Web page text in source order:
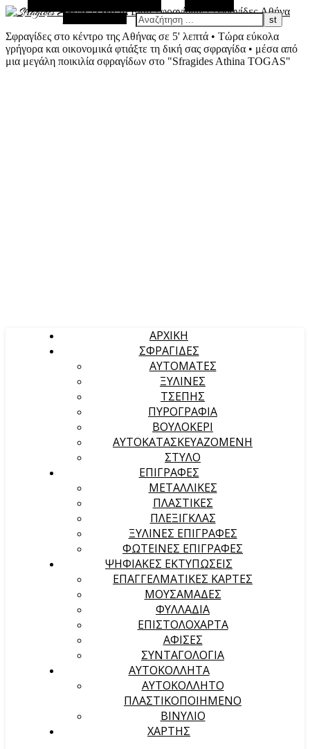
Σφραγίδες στο κέντρο της Αθήνας σε 5' λεπτά • Τώρα εύκολα
γρήγορα και οικονομικά φτιάξτε τη δική σας σφραγίδα • μέσα από
μια μεγάλη ποικιλία σφραγίδων στο "Sfragides Athina TOGAS"
Τυχαίο Άρθρο
Αναζήτηση
ΑΡΧΙΚΉ
ΣΦΡΑΓΙΔΕΣ
ΑΥΤΟΜΑΤΕΣ
ΞΥΛΙΝΕΣ
ΤΣΕΠΗΣ
ΠΥΡΟΓΡΑΦΙΑ
ΒΟΥΛΟΚΕΡΙ
ΑΥΤΟΚΑΤΑΣΚΕΥΑΖΟΜΕΝΗ
ΣΤΥΛΟ
ΕΠΙΓΡΑΦΕΣ
ΜΕΤΑΛΛΙΚΕΣ
ΠΛΑΣΤΙΚΕΣ
ΠΛΕΞΙΓΚΛΑΣ
ΞΥΛΙΝΕΣ ΕΠΙΓΡΑΦΕΣ
ΦΩΤΕΙΝΕΣ ΕΠΙΓΡΑΦΕΣ
ΨΗΦΙΑΚΕΣ ΕΚΤΥΠΩΣΕΙΣ
ΕΠΑΓΓΕΛΜΑΤΙΚΕΣ ΚΑΡΤΕΣ
ΜΟΥΣΑΜΑΔΕΣ
ΦΥΛΛΑΔΙΑ
ΕΠΙΣΤΟΛΟΧΑΡΤΑ
ΑΦΙΣΕΣ
ΣΥΝΤΑΓΟΛΟΓΙΑ
ΑΥΤΟΚΟΛΛΗΤΑ
ΑΥΤΟΚΟΛΛΗΤΟ
ΠΛΑΣΤΙΚΟΠΟΙΗΜΕΝΟ
ΒΙΝΥΛΙΟ
ΧΑΡΤΗΣ